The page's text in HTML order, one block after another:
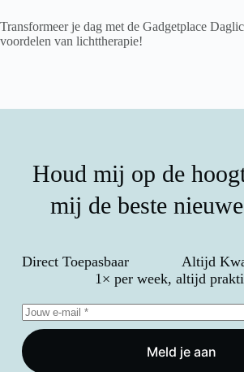
Transformeer je dag met de Gadgetplace
voordelen van lichttherapie!
Houd mij op de
mij de beste
Direct Toepasbaar
Altijd
1× per week, altijd
Meld je aan